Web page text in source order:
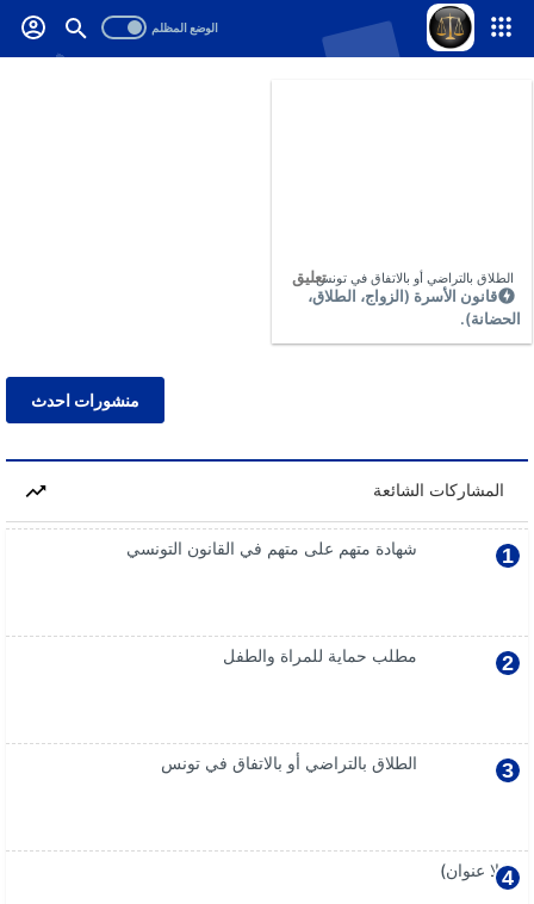
-->
الطلاق بالتراضي أو بالاتفاق في تونستعليق
قانون الأسرة (الزواج، الطلاق،
الحضانة).
منشورات احدث
المشاركات الشائعة
شهادة متهم على متهم في القانون التونسي
مطلب حماية للمراة والطفل
الطلاق بالتراضي أو بالاتفاق في تونس
(بلا عنوان)